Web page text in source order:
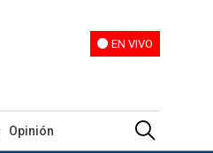
EN VIVO
Opinión